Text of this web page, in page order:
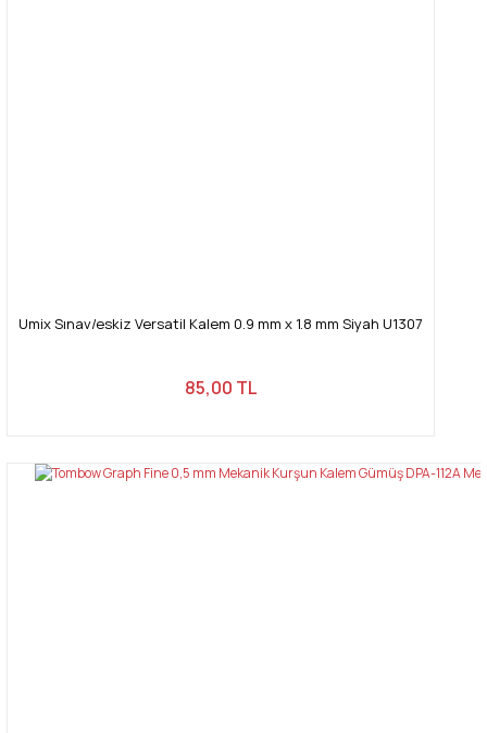
Umix Sınav/eskiz Versatil Kalem 0.9 mm x 1.8 mm Siyah U1307
85,00 TL